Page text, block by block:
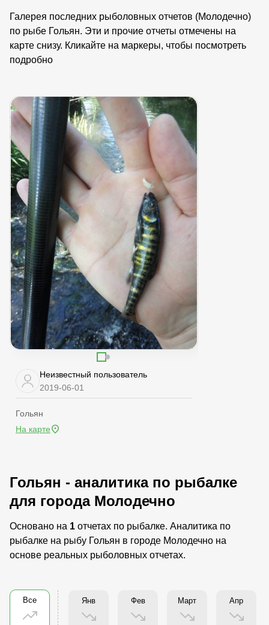
Галерея последних рыболовных отчетов (Молодечно)
по рыбе Гольян. Эти и прочие отчеты отмечены на
карте снизу. Кликайте на маркеры, чтобы посмотреть
подробно
Неизвестный пользователь
2019-06-01
Гольян
На карте
Гольян - аналитика по рыбалке
для города Молодечно
Основано на 1 отчетах по рыбалке. Аналитика по
рыбалке на рыбу Гольян в городе Молодечно на
основе реальных рыболовных отчетах.
Все Янв Фев Март Апр